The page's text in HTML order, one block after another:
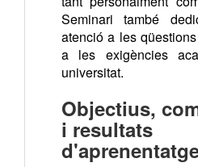
Seminari també
atenció a les
a les exigències
universitat.
Objectius,
i resultats